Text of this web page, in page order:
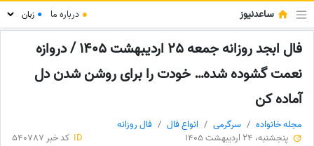
ساعدنیوز ● درباره ما ●
فال ابجد روزانه جمعه 25 اردیبهشت 1405 / دروازه
نعمت گشوده شده… خودت را برای روشن شدن دل
آماده کن
مجله خانواده سرگرمی انواع فال
فال روزانه
پنجشنبه، 24 اردیبهشت 1405
ID کد خبر 540787